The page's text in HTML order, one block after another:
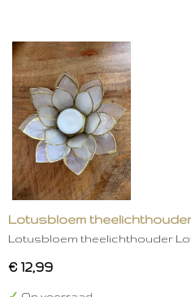
Lotusbloem
Lotusbloem theelichthouder
€ 12,99